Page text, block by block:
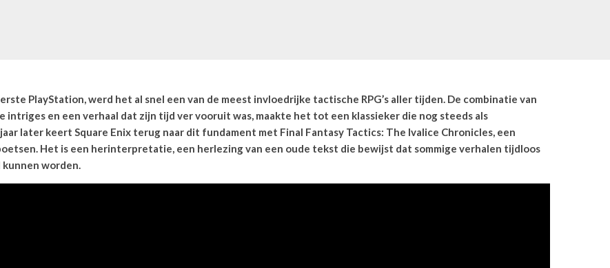
PlayStation, werd het al snel een van de meest invloedrijke tactische RPG’s aller tijden. De combinatie van
en een verhaal dat zijn tijd ver vooruit was, maakte het tot een klassieker die nog steeds als
later keert Square Enix terug naar dit fundament met Final Fantasy Tactics: The Ivalice Chronicles, een
Het is een herinterpretatie, een herlezing van een oude tekst die bewijst dat sommige verhalen tijdloos
worden.